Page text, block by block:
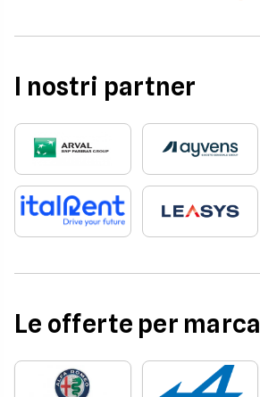
I nostri partner
Le offerte per marca